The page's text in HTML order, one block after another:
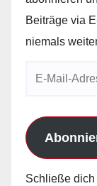
Beiträge via
niemals
Adresse
Schließe dich